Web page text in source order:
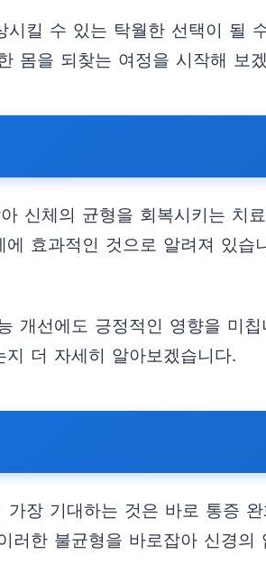
킬 수 있는 탁월한 선택이 될
몸을 되찾는 여정을 시작해 보
신체의 균형을 회복시키는 치
효과적인 것으로 알려져 있
개선에도 긍정적인 영향을 미
더 자세히 알아보겠습니다.
장 기대하는 것은 바로 통증
한 불균형을 바로잡아 신경